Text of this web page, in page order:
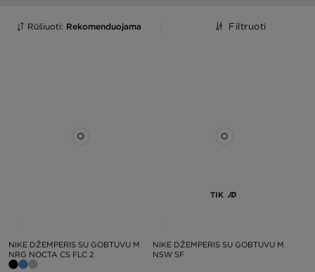
Rūšiuoti: Rekomenduojama Filtruoti
NIKE DŽEMPERIS SU GOBTUVU M
NRG NOCTA CS FLC 2
TIK
NIKE DŽEMPERIS SU GOBTUVU M
NSW SF